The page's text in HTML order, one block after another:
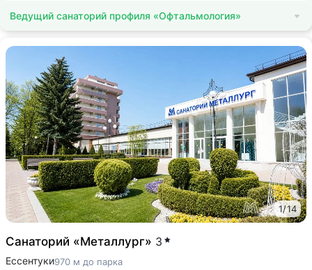
Ведущий санаторий профиля «Офтальмология»
1/14
Санаторий «Металлург» 3
Ессентуки970 м до парка